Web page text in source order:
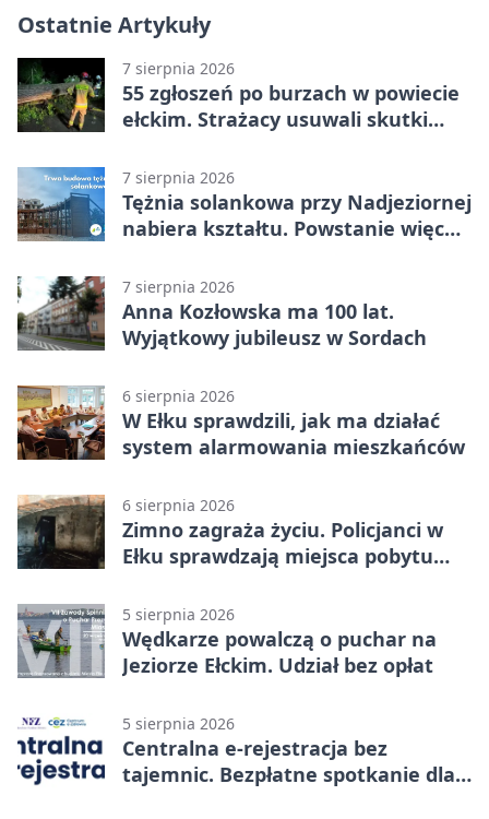
Ostatnie Artykuły
7 sierpnia 2026
55 zgłoszeń po burzach w powiecie
ełckim. Strażacy usuwali skutki
7 sierpnia 2026
Tężnia solankowa przy Nadjeziornej
nabiera kształtu. Powstanie więcej
7 sierpnia 2026
Anna Kozłowska ma 100 lat.
Wyjątkowy jubileusz w Sordach
6 sierpnia 2026
W Ełku sprawdzili, jak ma działać
system alarmowania mieszkańców
6 sierpnia 2026
Zimno zagraża życiu. Policjanci w
Ełku sprawdzają miejsca pobytu
5 sierpnia 2026
Wędkarze powalczą o puchar na
Jeziorze Ełckim. Udział bez opłat
5 sierpnia 2026
Centralna e-rejestracja bez
tajemnic. Bezpłatne spotkanie dla